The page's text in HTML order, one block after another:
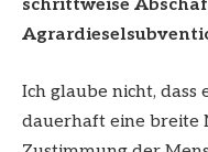
schrittweise
Ich glaube nicht,
dauerhaft eine breite